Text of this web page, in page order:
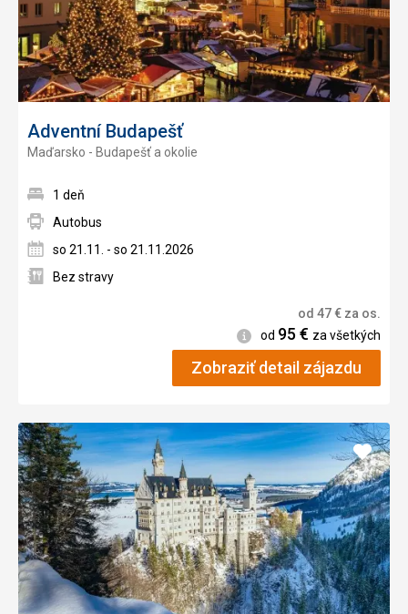
Adventní Budapešť
Maďarsko - Budapešť a okolie
1 deň
Autobus
so 21.11. - so 21.11.2026
Bez stravy
od 47€ za os.
Informácie
od 95€ za všetkých
Zobraziť detail zájazdu
Pridať
do